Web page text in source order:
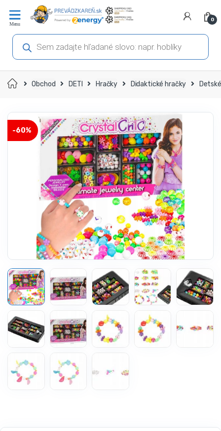
navigáciu
obsah
0
Products
search
Domov Obchod DETI Hračky Didaktické hračky
-60%